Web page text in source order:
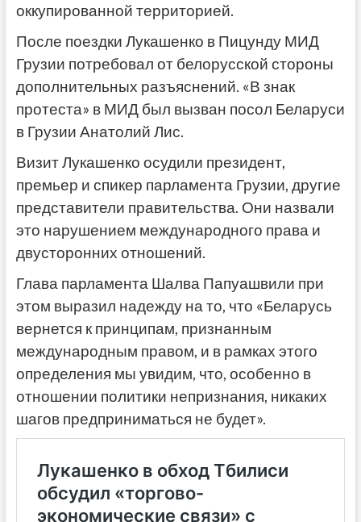
оккупированной территорией.
После поездки Лукашенко в Пицунду МИД
Грузии потребовал от белорусской стороны
дополнительных разъяснений. «В знак
протеста» в МИД был вызван посол Беларуси
в Грузии Анатолий Лис.
Визит Лукашенко осудили президент,
премьер и спикер парламента Грузии, другие
представители правительства. Они назвали
это нарушением международного права и
двусторонних отношений.
Глава парламента Шалва Папуашвили при
этом выразил надежду на то, что «Беларусь
вернется к принципам, признанным
международным правом, и в рамках этого
определения мы увидим, что, особенно в
отношении политики непризнания, никаких
шагов предприниматься не будет».